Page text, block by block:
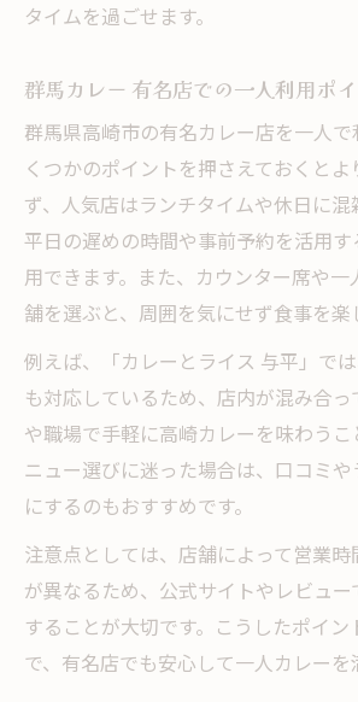
タイムを過ごせます。
群馬カレー 有名店での一人利用ポ
群馬県高崎市の有名カレー店を一人
くつかのポイントを押さえておくとよ
ず、人気店はランチタイムや休日に混
平日の遅めの時間や事前予約を活用
用できます。また、カウンター席や
舗を選ぶと、周囲を気にせず食事を楽
例えば、「カレーとライス 与平」で
も対応しているため、店内が混み合
や職場で手軽に高崎カレーを味わう
ニュー選びに迷った場合は、口コミ
にするのもおすすめです。
注意点としては、店舗によって営業
が異なるため、公式サイトやレビュ
することが大切です。こうしたポイン
で、有名店でも安心して一人カレーを